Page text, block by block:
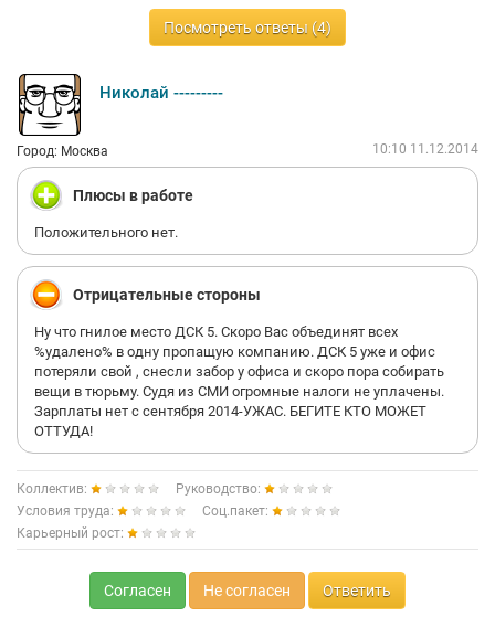
компании??? Кризис. А меня выгнали с работы ни за что.
Коллеги до сих пор не понимают, что произошло, а я даже
объяснить не могу им, в чем же дело, поскольку тоже не знаю
- за что меня принудили увольняться??? Почему заставили
слушать клевету, оскорбления в свой адрес? Почему даже не
посмотрели на то, как я справляюсь с обязанностями по
работе? Почему директор рассказывает мне в лицо, кто я и
как общаюсь с коллективом, заходя в отдел пятый раз за
полгода??? Она даже не знала, как я выгляжу!!! Просто вышла
из кабинета бригадира и крикнула в помещение мое имя,
глядя в пространство... Не забуду. Не прощу.
Люди, если Вы цените себя, ни за что не устраивайтесь
работать в Департамент кадастра!!!
Посмотреть ответы (4)
Николай ---------
Город: Москва 10:10 11.12.2014
Плюсы в работе
Положительного нет.
Отрицательные стороны
Ну что гнилое место ДСК 5. Скоро Вас объединят всех
%удалено% в одну пропащую компанию. ДСК 5 уже и офис
потеряли свой , снесли забор у офиса и скоро пора собирать
вещи в тюрьму. Судя из СМИ огромные налоги не уплачены.
Зарплаты нет с сентября 2014-УЖАС. БЕГИТЕ КТО МОЖЕТ
ОТТУДА!
Коллектив:
Руководство:
Условия труда:
Соц.пакет:
Карьерный рост:
Согласен Не согласен Ответить